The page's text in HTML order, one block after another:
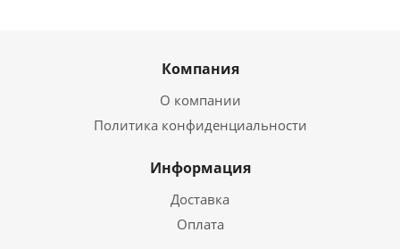
Компания
О компании
Политика конфиденциальности
Информация
Доставка
Оплата